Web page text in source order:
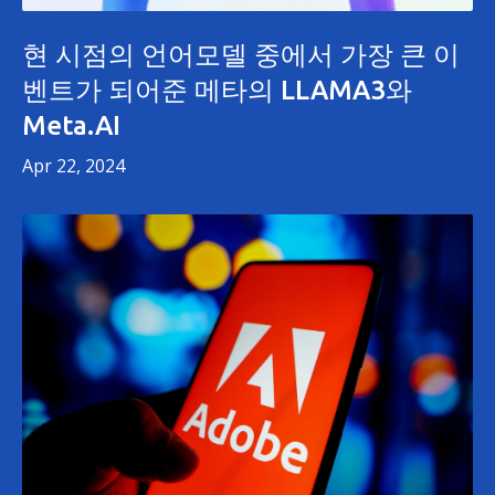
현 시점의 언어모델 중에서 가장 큰 이
벤트가 되어준 메타의 LLAMA3와
Meta.AI
Apr 22, 2024